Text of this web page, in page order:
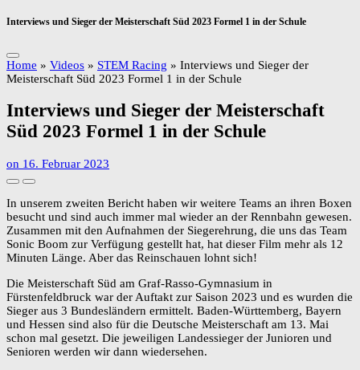
Interviews und Sieger der Meisterschaft Süd 2023 Formel 1 in der Schule
Home » Videos » STEM Racing » Interviews und Sieger der
Meisterschaft Süd 2023 Formel 1 in der Schule
Interviews und Sieger der Meisterschaft
Süd 2023 Formel 1 in der Schule
on 16. Februar 2023
In unserem zweiten Bericht haben wir weitere Teams an ihren Boxen
besucht und sind auch immer mal wieder an der Rennbahn gewesen.
Zusammen mit den Aufnahmen der Siegerehrung, die uns das Team
Sonic Boom zur Verfügung gestellt hat, hat dieser Film mehr als 12
Minuten Länge. Aber das Reinschauen lohnt sich!
Die Meisterschaft Süd am Graf-Rasso-Gymnasium in
Fürstenfeldbruck war der Auftakt zur Saison 2023 und es wurden die
Sieger aus 3 Bundesländern ermittelt. Baden-Württemberg, Bayern
und Hessen sind also für die Deutsche Meisterschaft am 13. Mai
schon mal gesetzt. Die jeweiligen Landessieger der Junioren und
Senioren werden wir dann wiedersehen.